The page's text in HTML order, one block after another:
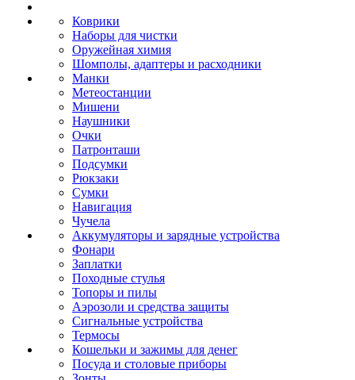
Коврики
Наборы для чистки
Оружейная химия
Шомполы, адаптеры и расходники
Манки
Метеостанции
Мишени
Наушники
Очки
Патронташи
Подсумки
Рюкзаки
Сумки
Навигация
Чучела
Аккумуляторы и зарядные устройства
Фонари
Заплатки
Походные стулья
Топоры и пилы
Аэрозоли и средства защиты
Сигнальные устройства
Термосы
Кошельки и зажимы для денег
Посуда и столовые приборы